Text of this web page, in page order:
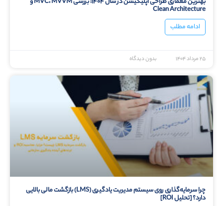
Clean Architecture
ادامه مطلب
۲۵ مرداد ۱۴۰۴ بدون دیدگاه
چرا سرمایه‌گذاری روی سیستم مدیریت یادگیری (LMS) بازگشت مالی بالایی
دارد؟ [تحلیل ROI]